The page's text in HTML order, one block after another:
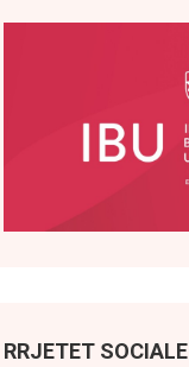
RRJETET SOCIALE